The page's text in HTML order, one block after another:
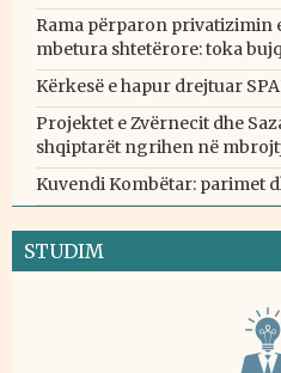
Rama përparon privatizimin
mbetura shtetërore: toka
Kërkesë e hapur drejtuar
Projektet e Zvërnecit dhe
shqiptarët ngrihen në
Kuvendi Kombëtar: parimet
STUDIM